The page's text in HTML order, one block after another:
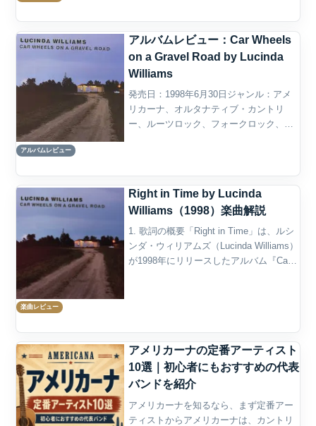
アルバムレビュー
アルバムレビュー：Car Wheels
on a Gravel Road by Lucinda
Williams
発売日：1998年6月30日ジャンル：アメ
リカーナ、オルタナティブ・カントリ
ー、ルーツロック、フォークロック、ブ
楽曲レビュー
Right in Time by Lucinda
Williams（1998）楽曲解説
1. 歌詞の概要「Right in Time」は、ルシ
ンダ・ウィリアムズ（Lucinda Williams）
が1998年にリリースしたアルバム『Car
アメリカーナの定番アーティスト
10選｜初心者にもおすすめの代表
バンドを紹介
アメリカーナを知るなら、まず定番アー
ティストからアメリカーナは、カントリ